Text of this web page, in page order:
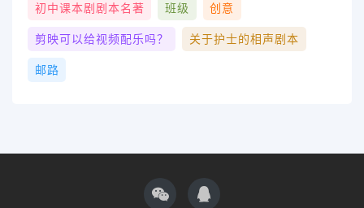
初中课本剧剧本名著 班级 创意
剪映可以给视频配乐吗？ 关于护士的相声剧本
邮路